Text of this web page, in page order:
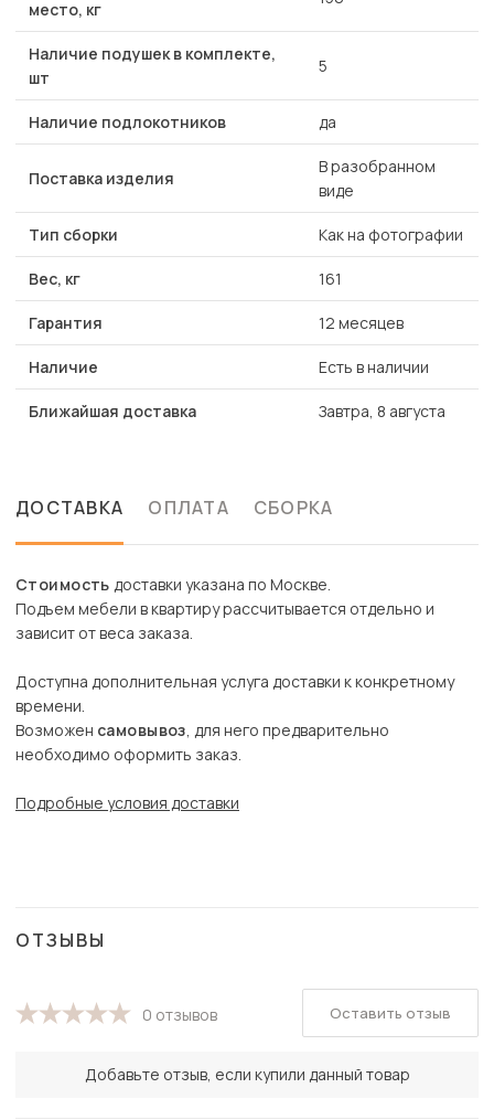
место, кг
Наличие подушек в комплекте,
шт
5
Наличие подлокотников да
Поставка изделия
В разобранном
виде
Тип сборки Как на фотографии
Вес, кг 161
Гарантия 12 месяцев
Наличие Есть в наличии
Ближайшая доставка Завтра, 8 августа
ДОСТАВКА ОПЛАТА СБОРКА
Стоимость доставки указана по Москве.
Подъем мебели в квартиру рассчитывается отдельно и
зависит от веса заказа.
Доступна дополнительная услуга доставки к конкретному
времени.
Возможен самовывоз, для него предварительно
необходимо оформить заказ.
Подробные условия доставки
ОТЗЫВЫ
0 отзывов
Добавьте отзыв, если купили данный товар
Оставить отзыв